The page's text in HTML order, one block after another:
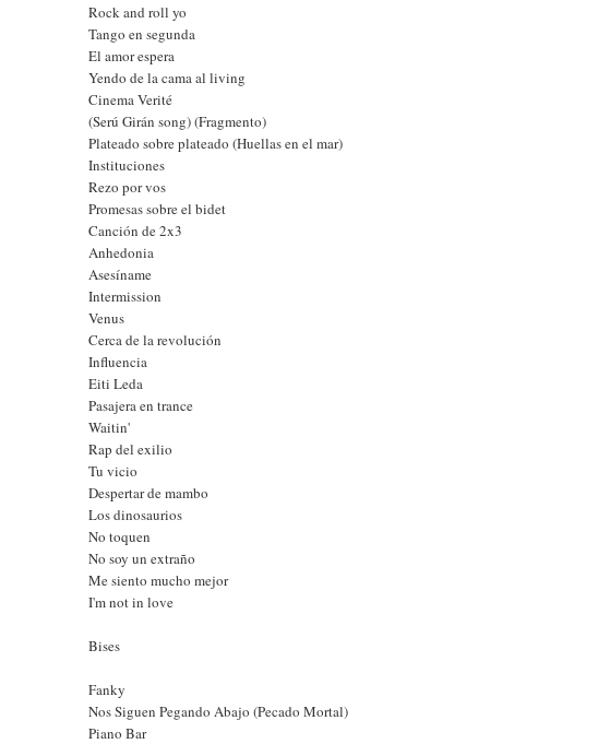
Rock and roll yo
Tango en segunda
El amor espera
Yendo de la cama al living
Cinema Verité
(Serú Girán song) (Fragmento)
Plateado sobre plateado (Huellas en el mar)
Instituciones
Rezo por vos
Promesas sobre el bidet
Canción de 2x3
Anhedonia
Asesíname
Intermission
Venus
Cerca de la revolución
Influencia
Eiti Leda
Pasajera en trance
Waitin'
Rap del exilio
Tu vicio
Despertar de mambo
Los dinosaurios
No toquen
No soy un extraño
Me siento mucho mejor
I'm not in love
Bises
Fanky
Nos Siguen Pegando Abajo (Pecado Mortal)
Piano Bar